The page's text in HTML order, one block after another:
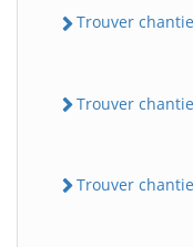
Trouver
Trouver
Trouver